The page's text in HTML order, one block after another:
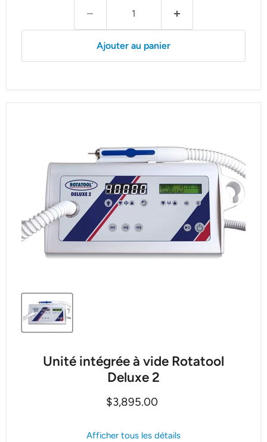
Ajouter au panier
Unité intégrée à vide Rotatool
Deluxe 2
Prix actuel
$3,895.00
Afficher tous les détails